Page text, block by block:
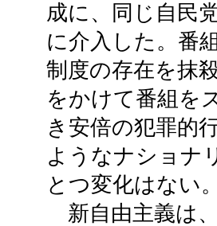
成に、同じ自民
に介入した。番
制度の存在を抹
をかけて番組を
き安倍の犯罪的
ようなナショナ
とつ変化はない
新自由主義は